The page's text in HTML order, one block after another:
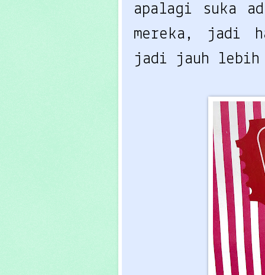
apalagi suka
mereka, jadi
jadi jauh lebih